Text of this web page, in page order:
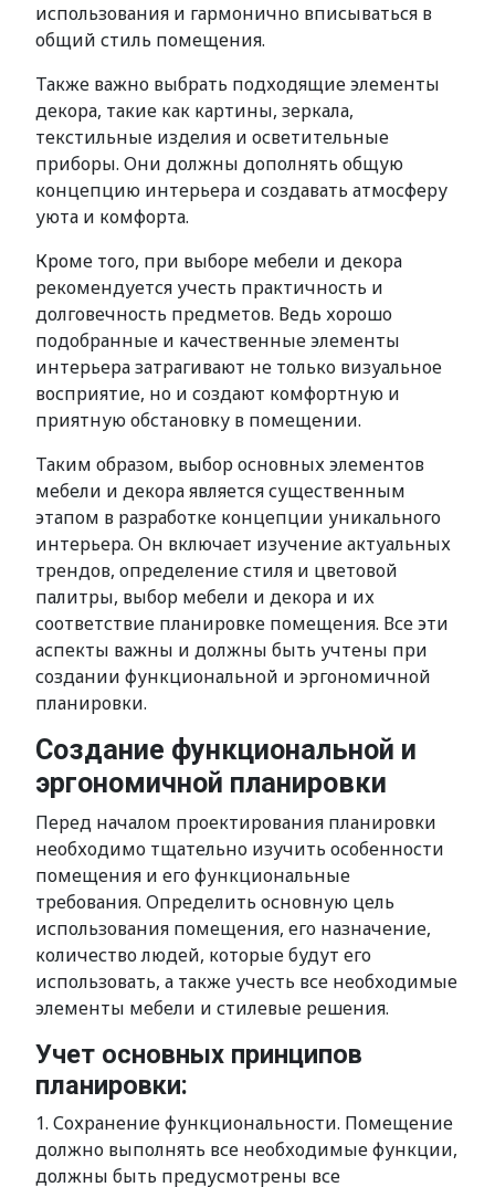
использования и гармонично вписываться в
общий стиль помещения.
Также важно выбрать подходящие элементы
декора, такие как картины, зеркала,
текстильные изделия и осветительные
приборы. Они должны дополнять общую
концепцию интерьера и создавать атмосферу
уюта и комфорта.
Кроме того, при выборе мебели и декора
рекомендуется учесть практичность и
долговечность предметов. Ведь хорошо
подобранные и качественные элементы
интерьера затрагивают не только визуальное
восприятие, но и создают комфортную и
приятную обстановку в помещении.
Таким образом, выбор основных элементов
мебели и декора является существенным
этапом в разработке концепции уникального
интерьера. Он включает изучение актуальных
трендов, определение стиля и цветовой
палитры, выбор мебели и декора и их
соответствие планировке помещения. Все эти
аспекты важны и должны быть учтены при
создании функциональной и эргономичной
планировки.
Создание функциональной и
эргономичной планировки
Перед началом проектирования планировки
необходимо тщательно изучить особенности
помещения и его функциональные
требования. Определить основную цель
использования помещения, его назначение,
количество людей, которые будут его
использовать, а также учесть все необходимые
элементы мебели и стилевые решения.
Учет основных принципов
планировки:
1. Сохранение функциональности. Помещение
должно выполнять все необходимые функции,
должны быть предусмотрены все